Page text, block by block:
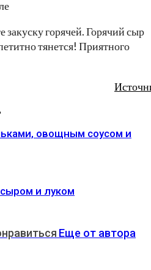
закуску горячей. Горячий сыр
тянется! Приятного
овощным соусом и
и луком
Еще от автора